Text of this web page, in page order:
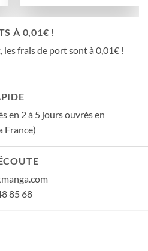
À 0,01€ !
les frais de port sont à 0,01€ !
en 2 à 5 jours ouvrés en
France)
85 68